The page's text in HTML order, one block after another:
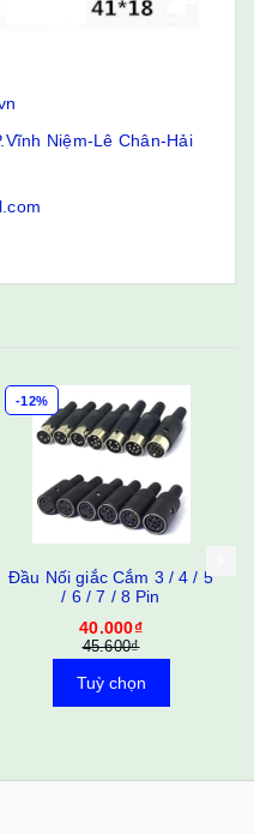
Niệm-Lê Chân-Hải
-17%
Dây giắc cắm 2 đầu XH
2.54 2P
10.000₫
12.000₫
Mua hàng